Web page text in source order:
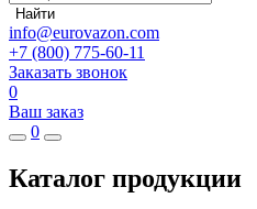
Найти
info@eurovazon.com
+7 (800) 775-60-11
Заказать звонок
0
Ваш заказ
0
Каталог продукции